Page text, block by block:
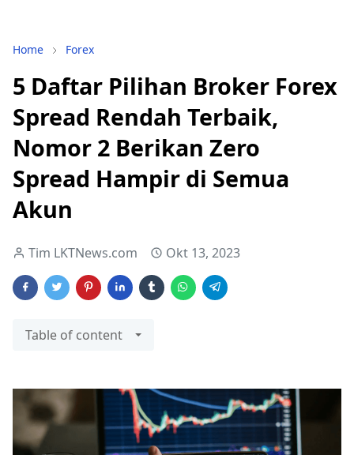
Home Forex
5 Daftar Pilihan Broker Forex
Spread Rendah Terbaik,
Nomor 2 Berikan Zero
Spread Hampir di Semua
Akun
Tim LKTNews.com Okt 13, 2023
Table of content